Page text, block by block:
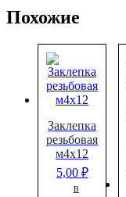
4,8x25
Похожие
Заклепка
резьбовая
м4х12
5,00 ₽
В